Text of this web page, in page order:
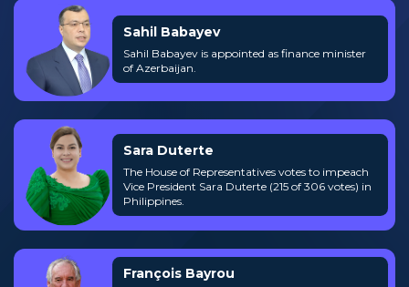
Sahil Babayev
Sahil Babayev is appointed as finance minister
of Azerbaijan.
Sara Duterte
The House of Representatives votes to impeach
Vice President Sara Duterte (215 of 306 votes) in
Philippines.
François Bayrou